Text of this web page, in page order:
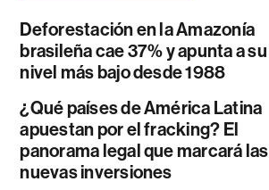
Deforestación en la Amazonía
brasileña cae 37% y apunta a su
nivel más bajo desde 1988
¿Qué países de América Latina
apuestan por el fracking? El
panorama legal que marcará las
nuevas inversiones